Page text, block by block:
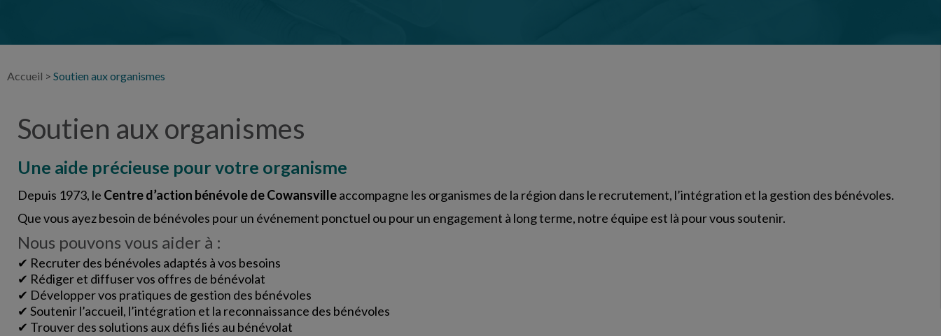
Accueil > Soutien aux organismes
Soutien aux organismes
Une aide précieuse pour votre organisme
Depuis 1973, le Centre d’action bénévole de Cowansvilleaccompagne les organismes de la région dans le recrutement, l’intégration et la gestion des bénévoles.
Que vous ayez besoin de bénévoles pour un événement ponctuel ou pour un engagement à long terme, notre équipe est là pour vous soutenir.
Nous pouvons vous aider à :
✔ Recruter des bénévoles adaptés à vos besoins
✔ Rédiger et diffuser vos offres de bénévolat
✔ Développer vos pratiques de gestion des bénévoles
✔ Soutenir l’accueil, l’intégration et la reconnaissance des bénévoles
✔ Trouver des solutions aux défis liés au bénévolat